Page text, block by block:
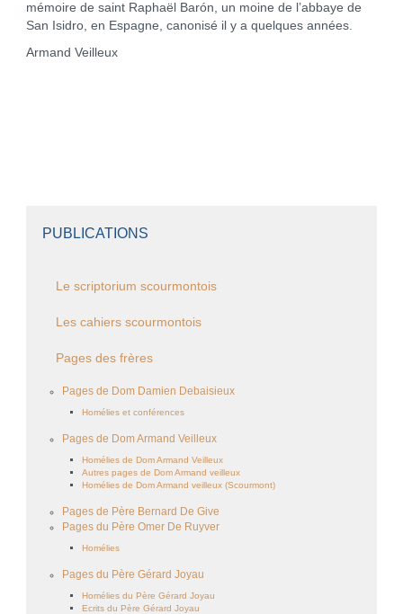
mémoire de saint Raphaël Barón, un moine de l’abbaye de
San Isidro, en Espagne, canonisé il y a quelques années.
Armand Veilleux
PUBLICATIONS
Le scriptorium scourmontois
Les cahiers scourmontois
Pages des frères
Pages de Dom Damien Debaisieux
Homélies et conférences
Pages de Dom Armand Veilleux
Homélies de Dom Armand Veilleux
Autres pages de Dom Armand veilleux
Homélies de Dom Armand veilleux (Scourmont)
Pages de Père Bernard De Give
Pages du Père Omer De Ruyver
Homélies
Pages du Père Gérard Joyau
Homélies du Père Gérard Joyau
Ecrits du Père Gérard Joyau